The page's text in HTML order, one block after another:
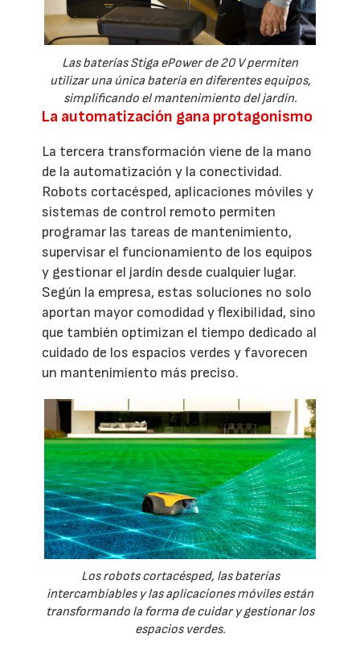
Las baterías Stiga ePower de 20 V permiten
utilizar una única batería en diferentes equipos,
simplificando el mantenimiento del jardín.
La automatización gana protagonismo
La tercera transformación viene de la mano
de la automatización y la conectividad.
Robots cortacésped, aplicaciones móviles y
sistemas de control remoto permiten
programar las tareas de mantenimiento,
supervisar el funcionamiento de los equipos
y gestionar el jardín desde cualquier lugar.
Según la empresa, estas soluciones no solo
aportan mayor comodidad y flexibilidad, sino
que también optimizan el tiempo dedicado al
cuidado de los espacios verdes y favorecen
un mantenimiento más preciso.
Los robots cortacésped, las baterías
intercambiables y las aplicaciones móviles están
transformando la forma de cuidar y gestionar los
espacios verdes.